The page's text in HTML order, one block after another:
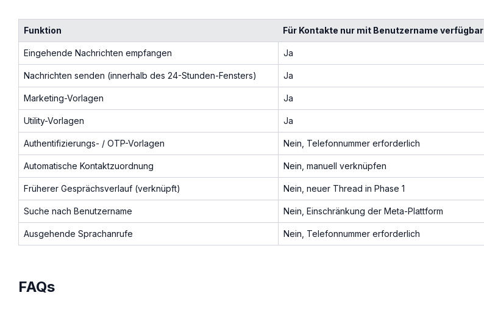
Funktion Für Kontakte nur mit Benutzername verfügbar
Eingehende Nachrichten empfangen Ja
Nachrichten senden (innerhalb des 24-Stunden-Fensters) Ja
Marketing-Vorlagen Ja
Utility-Vorlagen Ja
Authentifizierungs- / OTP-Vorlagen Nein, Telefonnummer erforderlich
Automatische Kontaktzuordnung Nein, manuell verknüpfen
Früherer Gesprächsverlauf (verknüpft) Nein, neuer Thread in Phase 1
Suche nach Benutzername Nein, Einschränkung der Meta-Plattform
Ausgehende Sprachanrufe Nein, Telefonnummer erforderlich
FAQs